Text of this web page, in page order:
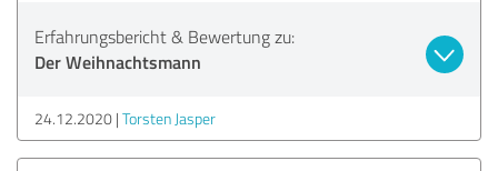
Erfahrungsbericht & Bewertung zu:
Der Weihnachtsmann
24.12.2020 Torsten Jasper